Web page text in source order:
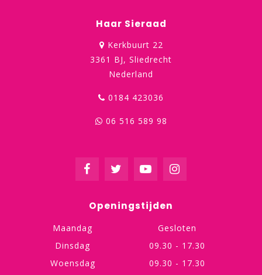
Haar Sieraad
Kerkbuurt 22
3361 BJ, Sliedrecht
Nederland
0184 423036
06 516 589 98
Openingstijden
Maandag
Gesloten
Dinsdag
09.30 - 17.30
Woensdag
09.30 - 17.30